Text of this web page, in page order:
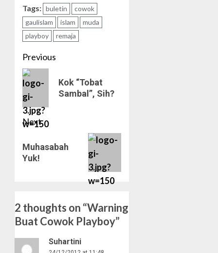
Tags: buletin
cowok
gaulislam
islam
muda
playboy
remaja
Post
navigation
Previous
Previous
post:
Kok “Tobat
Sambal”, Sih?
Next
post:
Muhasabah
Yuk!
2 thoughts on “Warning
Buat Cowok Playboy”
Suhartini